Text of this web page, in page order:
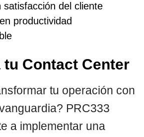
satisfacción del cliente
productividad
tu Contact Center
tu operación con
PRC333
a implementar una